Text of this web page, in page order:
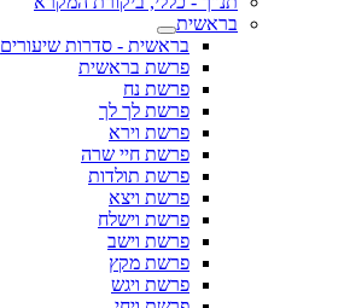
בראשית
בראשית - סדרות שיעורים
פרשת בראשית
פרשת נח
פרשת לך לך
פרשת וירא
פרשת חיי שרה
פרשת תולדות
פרשת ויצא
פרשת וישלח
פרשת וישב
פרשת מקץ
פרשת ויגש